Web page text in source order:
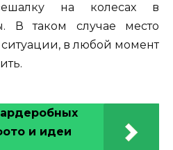
на колесах в
В таком случае место
в любой момент
и идеи